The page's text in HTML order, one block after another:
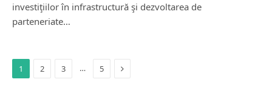
investiţiilor în infrastructură şi dezvoltarea de
parteneriate…
1 2 3 … 5 Next